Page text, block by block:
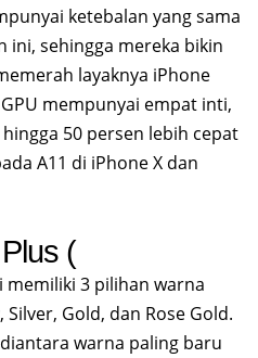
ketebalan yang sama
ini, sehingga mereka bikin
layaknya iPhone
mempunyai empat inti,
50 persen lebih cepat
A11 di iPhone X dan
(
memiliki 3 pilihan warna
Silver, Gold, dan Rose Gold.
warna paling baru